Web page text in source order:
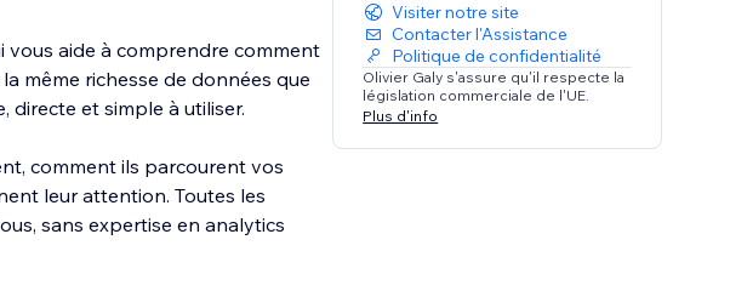
vous aide à comprendre comment
même richesse de données que
directe et simple à utiliser.
comment ils parcourent vos
leur attention. Toutes les
sans expertise en analytics
Visiter notre site
Contacter l'Assistance
Politique de confidentialité
Olivier Galy s'assure qu'il respecte la
législation commerciale de l'UE.
Plus d'info